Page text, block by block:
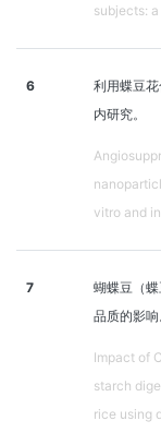
subjects:
6
利用蝶豆
内研究。
vitro and
7
蝴蝶豆（
品质的影响
Impact of
starch
rice using